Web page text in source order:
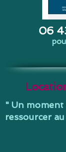
06
" Un
ressourcer